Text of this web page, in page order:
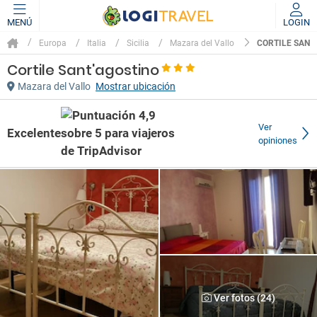
MENÚ LOGIN
Europa Italia Sicilia Mazara del Vallo CORTILE
Cortile Sant'agostino
Mazara del Vallo Mostrar ubicación
Excelente
Ver
opiniones
Ver fotos (24)